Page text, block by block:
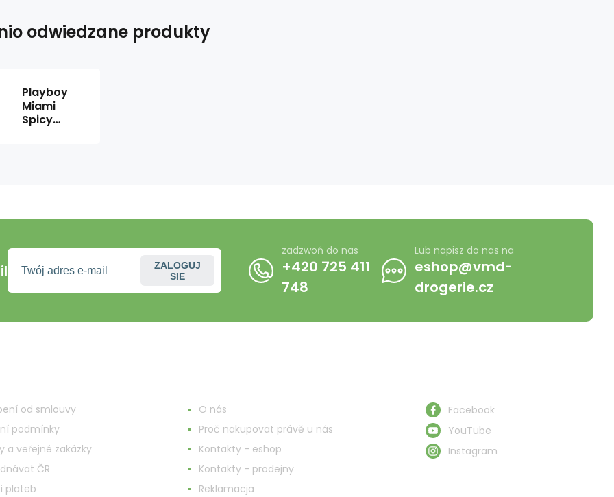
odwiedzane produkty
Playboy
Miami
Spicy
ZALOGUJ
SIE
zadzwoń do nas
+420 725 411
748
Lub napisz do nas na
eshop@vmd-
drogerie.cz
od smlouvy
podmínky
a veřejné zakázky
ČR
plateb
O nás
Proč nakupovat právě u nás
Kontakty - eshop
Kontakty - prodejny
Reklamacja
Facebook
YouTube
Instagram